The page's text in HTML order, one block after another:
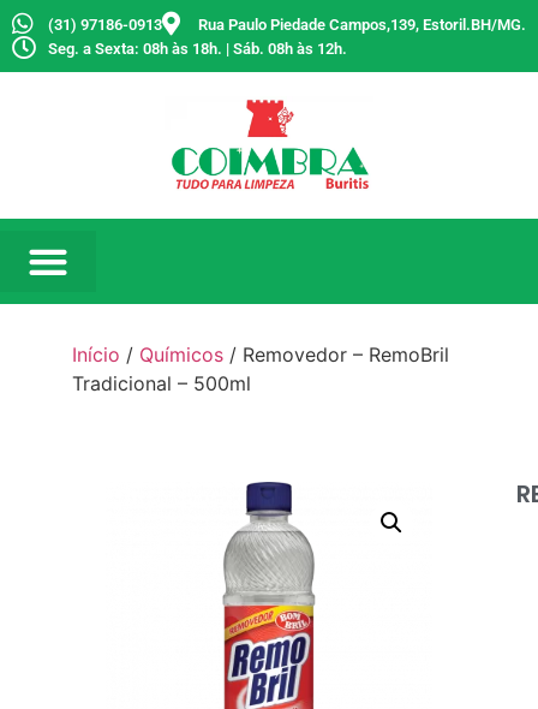
(31) 97186-0913
Rua Paulo Piedade Campos,139, Estoril.BH/MG.
Seg. a Sexta: 08h às 18h. | Sáb. 08h às 12h.
Início / Químicos / Removedor – RemoBril
Tradicional – 500ml